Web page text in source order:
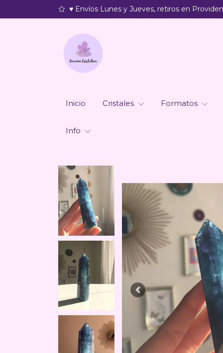
♥ Envíos Lunes y Jueves, retiros en
Inicio Cristales Formatos
Info
Previous